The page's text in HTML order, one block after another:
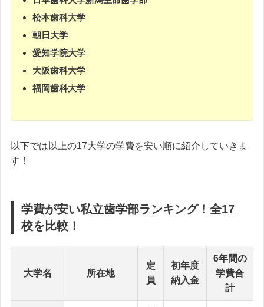
松本歯科大学
朝日大学
愛知学院大学
大阪歯科大学
福岡歯科大学
以下では以上の17大学の学費を安い順に紹介していきま
す！
学費が安い私立歯学部ランキング！全17
校を比較！
大学名 所在地
定
員
初年度
納入金
6年間の
学費合
計